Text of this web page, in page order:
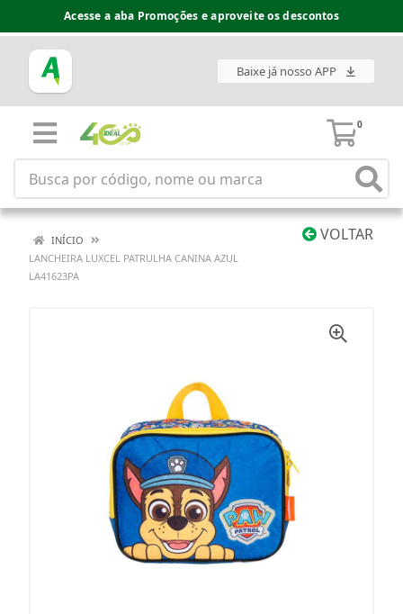
Acesse a aba Promoções e aproveite os descontos
Baixe já nosso APP
0
VOLTAR
INÍCIO
LANCHEIRA LUXCEL PATRULHA CANINA AZUL
LA41623PA